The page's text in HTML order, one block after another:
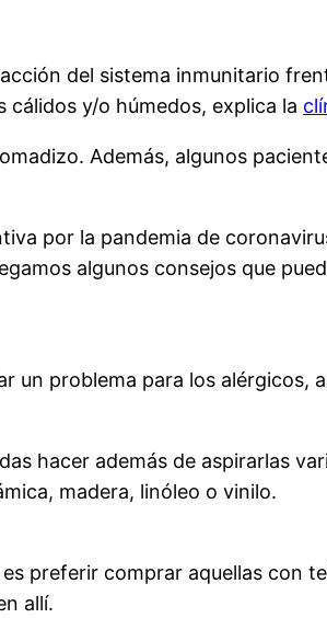
del sistema inmunitario
cálidos y/o húmedos, explica la
Además, algunos
por la pandemia de
algunos consejos que
problema para los alérgicos,
hacer además de aspirarlas
madera, linóleo o vinilo.
preferir comprar aquellas con
allí.